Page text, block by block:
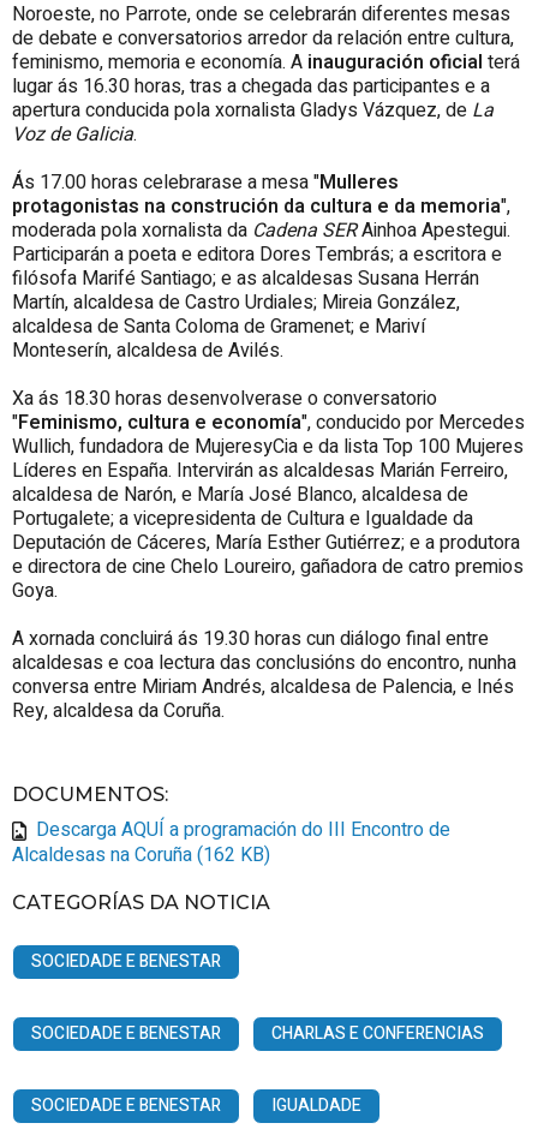
Noroeste, no Parrote, onde se celebrarán diferentes mesas
de debate e conversatorios arredor da relación entre cultura,
feminismo, memoria e economía. A inauguración oficial terá
lugar ás 16.30 horas, tras a chegada das participantes e a
apertura conducida pola xornalista Gladys Vázquez, de La
Voz de Galicia.
Ás 17.00 horas celebrarase a mesa "Mulleres
protagonistas na construción da cultura e da memoria",
moderada pola xornalista da Cadena SERAinhoa Apestegui.
Participarán a poeta e editora Dores Tembrás; a escritora e
filósofa Marifé Santiago; e as alcaldesas Susana Herrán
Martín, alcaldesa de Castro Urdiales; Mireia González,
alcaldesa de Santa Coloma de Gramenet; e Mariví
Monteserín, alcaldesa de Avilés.
Xa ás 18.30 horas desenvolverase o conversatorio
"Feminismo, cultura e economía", conducido por Mercedes
Wullich, fundadora de MujeresyCia e da lista Top 100 Mujeres
Líderes en España. Intervirán as alcaldesas Marián Ferreiro,
alcaldesa de Narón, e María José Blanco, alcaldesa de
Portugalete; a vicepresidenta de Cultura e Igualdade da
Deputación de Cáceres, María Esther Gutiérrez; e a produtora
e directora de cine Chelo Loureiro, gañadora de catro premios
Goya.
A xornada concluirá ás 19.30 horas cun diálogo final entre
alcaldesas e coa lectura das conclusións do encontro, nunha
conversa entre Miriam Andrés, alcaldesa de Palencia, e Inés
Rey, alcaldesa da Coruña.
DOCUMENTOS:
Descarga AQUÍ a programación do III Encontro de
Alcaldesas na Coruña (162 KB)
CATEGORÍAS DA NOTICIA
SOCIEDADE E BENESTAR
SOCIEDADE E BENESTAR CHARLAS E CONFERENCIAS
SOCIEDADE E BENESTAR IGUALDADE